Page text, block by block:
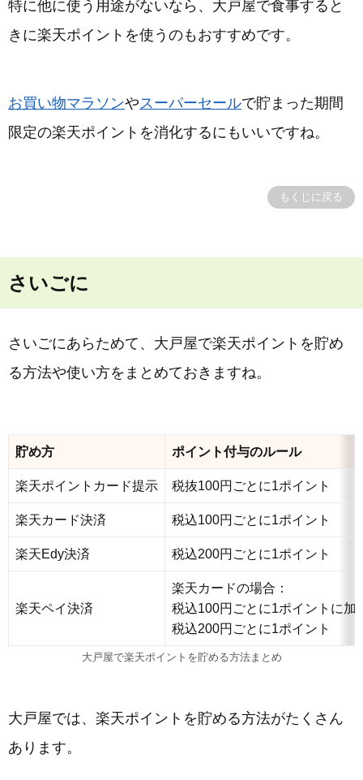
特に他に使う用途がないなら、大戸屋で食事すると
きに楽天ポイントを使うのもおすすめです。
お買い物マラソンや スーパーセールで貯まった期間
限定の楽天ポイントを消化するにもいいですね。
もくじに戻る
さいごに
さいごにあらためて、大戸屋で楽天ポイントを貯め
る方法や使い方をまとめておきますね。
貯め方 ポイント付与のルール
楽天ポイントカード提示 税抜100円ごとに1ポイント
楽天カード決済 税込100円ごとに1ポイント
楽天Edy決済 税込200円ごとに1ポイント
楽天ペイ決済
楽天カードの場合：
税込100円ごとに1ポイントに加
税込200円ごとに1ポイント
大戸屋で楽天ポイントを貯める方法まとめ
大戸屋では、楽天ポイントを貯める方法がたくさん
あります。